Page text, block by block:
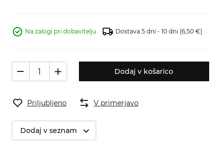
Na zalogi pri dobavitelju Dostava 5 dni - 10 dni (6,50 €)
Dodaj v košarico
Priljubljeno V primerjavo
Dodaj v seznam